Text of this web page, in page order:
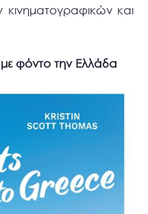
κινηματογραφικών και
φόντο την Ελλάδα